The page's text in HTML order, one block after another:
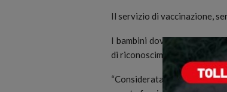
Il servizio di vaccinazione,
I bambini dovranno essere
di riconoscimento e della
“Considerata la